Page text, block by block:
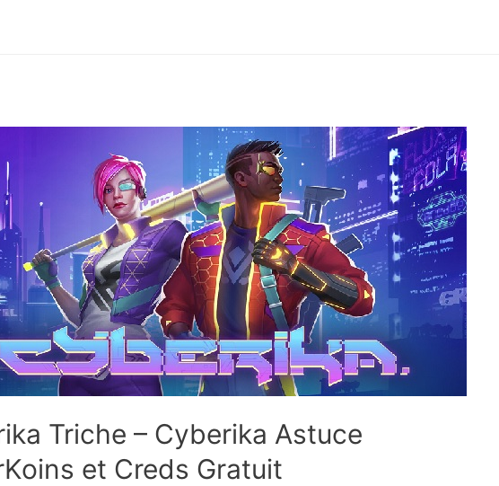
Triche – Cyberika Astuce
et Creds Gratuit